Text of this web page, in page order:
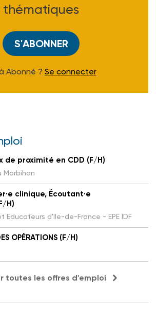
thématiques
S'ABONNER
Abonné ? Se connecter
de proximité en CDD (F/H)
Morbihan
clinique, Écoutant·e
H)
Educateurs d'Ile-de-France - EPE IDF
OPÉRATIONS (F/H)
toutes les offres d'emploi